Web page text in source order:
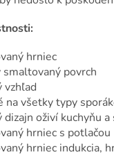
hrniec
smaltovaný povrch
vzhľad
na všetky typy
dizajn oživí kuchyňu
hrniec s potlačou
hrniec indukcia,